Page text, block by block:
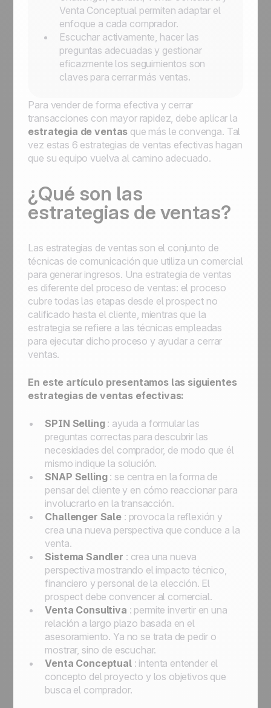
Venta Conceptual permiten adaptar el
enfoque a cada comprador.
Escuchar activamente, hacer las
preguntas adecuadas y gestionar
eficazmente los seguimientos son
claves para cerrar más ventas.
Para vender de forma efectiva y cerrar
transacciones con mayor rapidez, debe aplicar la
estrategia de ventas que más le convenga. Tal
vez estas 6 estrategias de ventas efectivas hagan
que su equipo vuelva al camino adecuado.
¿Qué son las
estrategias de ventas?
Las estrategias de ventas son el conjunto de
técnicas de comunicación que utiliza un comercial
para generar ingresos. Una estrategia de ventas
es diferente del proceso de ventas: el proceso
cubre todas las etapas desde el prospect no
calificado hasta el cliente, mientras que la
estrategia se refiere a las técnicas empleadas
para ejecutar dicho proceso y ayudar a cerrar
ventas.
En este artículo presentamos las siguientes
estrategias de ventas efectivas:
SPIN Selling: ayuda a formular las
preguntas correctas para descubrir las
necesidades del comprador, de modo que él
mismo indique la solución.
SNAP Selling: se centra en la forma de
pensar del cliente y en cómo reaccionar para
involucrarlo en la transacción.
Challenger Sale : provoca la reflexión y
crea una nueva perspectiva que conduce a la
venta.
Sistema Sandler : crea una nueva
perspectiva mostrando el impacto técnico,
financiero y personal de la elección. El
prospect debe convencer al comercial.
Venta Consultiva : permite invertir en una
relación a largo plazo basada en el
asesoramiento. Ya no se trata de pedir o
mostrar, sino de escuchar.
Venta Conceptual: intenta entender el
concepto del proyecto y los objetivos que
busca el comprador.